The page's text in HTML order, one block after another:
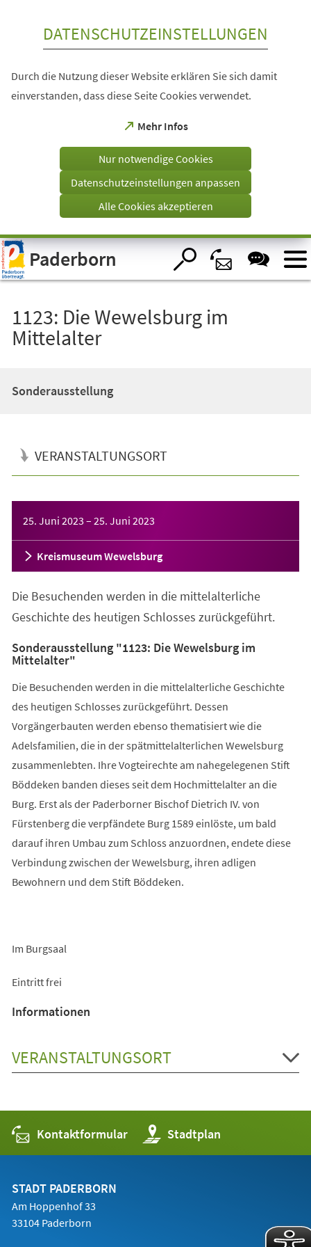
Visuelle
Assistenzsoftware
öffnen.
DATENSCHUTZEINSTELLUNGEN
Durch die Nutzung dieser Website erklären Sie sich damit
einverstanden, dass diese Seite Cookies verwendet.
Mehr Infos
(Öffnet
einem
Tab)
Nur notwendige Cookies
Datenschutzeinstellungen anpassen
Alle Cookies akzeptieren
Paderborn
1123: Die Wewelsburg im
Mittelalter
Sonderausstellung
VERANSTALTUNGSORT
25. Juni 2023 – 25. Juni 2023
Kreismuseum Wewelsburg
Die Besuchenden werden in die mittelalterliche
Geschichte des heutigen Schlosses zurückgeführt.
Sonderausstellung "1123: Die Wewelsburg im
Mittelalter"
Die Besuchenden werden in die mittelalterliche Geschichte
des heutigen Schlosses zurückgeführt. Dessen
Vorgängerbauten werden ebenso thematisiert wie die
Adelsfamilien, die in der spätmittelalterlichen Wewelsburg
zusammenlebten. Ihre Vogteirechte am nahegelegenen Stift
Böddeken banden dieses seit dem Hochmittelalter an die
Burg. Erst als der Paderborner Bischof Dietrich IV. von
Fürstenberg die verpfändete Burg 1589 einlöste, um bald
darauf ihren Umbau zum Schloss anzuordnen, endete diese
Verbindung zwischen der Wewelsburg, ihren adligen
Bewohnern und dem Stift Böddeken.
Im Burgsaal
Eintritt frei
Informationen
VERANSTALTUNGSORT
Kontaktformular Stadtplan
(Öffnet
in
einem
STADT PADERBORN
Am Hoppenhof 33
33104 Paderborn